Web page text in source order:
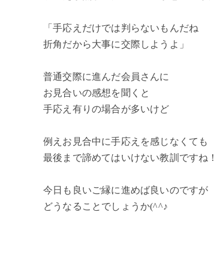
「手応えだけでは判らないもんだね
折角だから大事に交際しようよ」
普通交際に進んだ会員さんに
お見合いの感想を聞くと
手応え有りの場合が多いけど
例えお見合中に手応えを感じなくても
最後まで諦めてはいけない教訓ですね！
今日も良いご縁に進めば良いのですが
どうなることでしょうか(^^♪